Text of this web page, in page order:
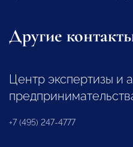
Другие
Центр экспертизы и
+7 (495) 247-4777